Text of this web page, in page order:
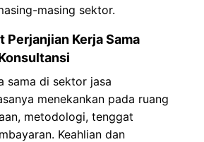
masing sektor.
Perjanjian Kerja Sama
sama di sektor jasa
menekankan pada ruang
metodologi, tenggat
Keahlian dan